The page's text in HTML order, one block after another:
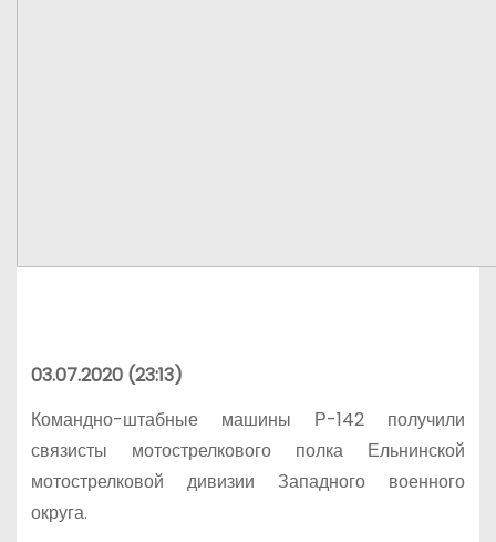
03.07.2020 (23:13)
Командно-штабные машины Р-142 получили
связисты мотострелкового полка Ельнинской
мотострелковой дивизии Западного военного
округа.